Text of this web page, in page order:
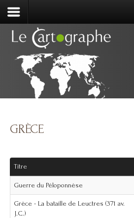
GRÈCE
Titre
Guerre du Péloponnèse
Grèce - La bataille de Leuctres (371 av.
J.C.)